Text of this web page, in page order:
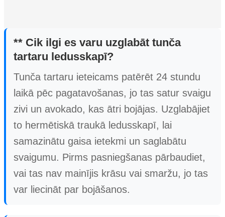
** Cik ilgi es varu uzglabāt tunča
tartaru ledusskapī?
Tunča tartaru ieteicams patērēt 24 stundu
laikā pēc pagatavošanas, jo tas satur svaigu
zivi un avokado, kas ātri bojājas. Uzglabājiet
to hermētiskā traukā ledusskapī, lai
samazinātu gaisa ietekmi un saglabātu
svaigumu. Pirms pasniegšanas pārbaudiet,
vai tas nav mainījis krāsu vai smaržu, jo tas
var liecināt par bojāšanos.